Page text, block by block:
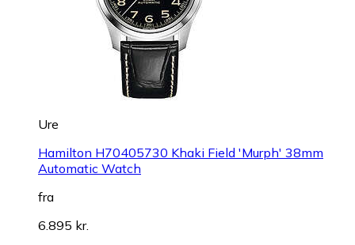
Ure
Hamilton H70405730 Khaki Field 'Murph' 38mm
Automatic Watch
fra
6.895 kr.